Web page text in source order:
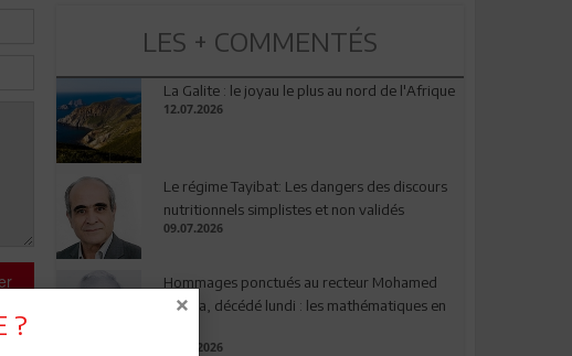
LES + COMMENTÉS
La Galite : le joyau le plus au nord de l'Afrique
12.07.2026
Le régime Tayibat: Les dangers des discours
nutritionnels simplistes et non validés
09.07.2026
Hommages ponctués au recteur Mohamed
Amara, décédé lundi : les mathématiques en
03.08.2026
?